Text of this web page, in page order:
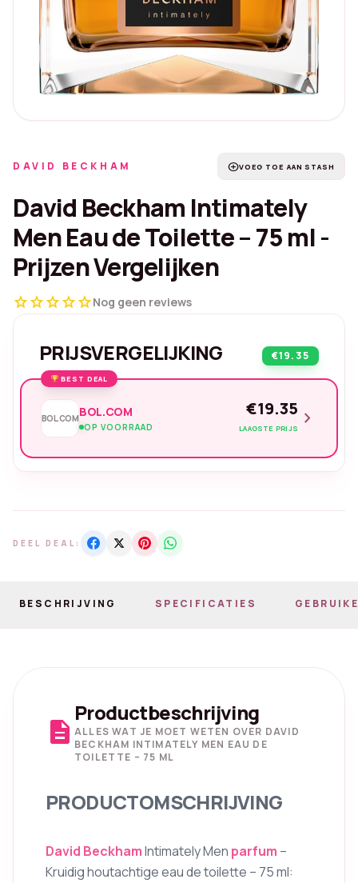
DAVID BECKHAM add_circleVOEG TOE AAN STASH
David Beckham Intimately
Men Eau de Toilette – 75 ml -
Prijzen Vergelijken
starstarstarstarstarNog geen reviews
PRIJSVERGELIJKING €19.35
BEST DEAL
BOL.COMBOL.COM
OP VOORRAAD
€19.35
LAAGSTE PRIJS chevron_right
DEEL DEAL:
BESCHRIJVING SPECIFICATIES
description
Productbeschrijving
ALLES WAT JE MOET WETEN OVER DAVID
BECKHAM INTIMATELY MEN EAU DE
TOILETTE – 75 ML
PRODUCTOMSCHRIJVING
David BeckhamIntimately Men parfum –
Kruidig houtachtige eau de toilette – 75 ml: